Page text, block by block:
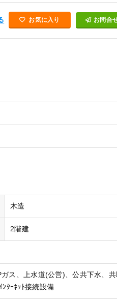
お気に入り お問合
木造
2階建
ス、上水道(公営)、公共下水、
ﾀｰﾈｯﾄ接続設備